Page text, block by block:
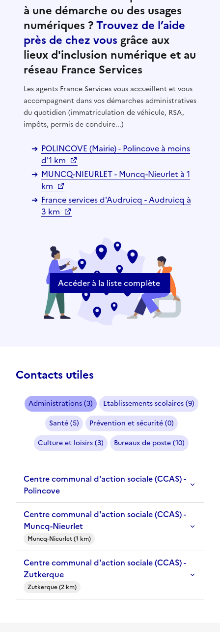
à une démarche ou des usages
numériques ?Trouvez de l’aide
près de chez vous grâce aux
lieux d'inclusion numérique et au
réseau France Services
Les agents France Services vous accueillent et vous
accompagnent dans vos démarches administratives
du quotidien (immatriculation de véhicule, RSA,
impôts, permis de conduire...)
POLINCOVE (Mairie) - Polincove à moins
d'1 km
MUNCQ-NIEURLET - Muncq-Nieurlet à 1
km
France services d'Audruicq - Audruicq à
3 km
Accéder à la liste complète
Contacts utiles
Administrations (3)
Etablissements scolaires (9)
Santé (5)
Prévention et sécurité (0)
Culture et loisirs (3)
Bureaux de poste (10)
Centre communal d'action sociale (CCAS) -
Polincove
Centre communal d'action sociale (CCAS) -
Muncq-Nieurlet
Muncq-Nieurlet (1 km)
Centre communal d'action sociale (CCAS) -
Zutkerque
Zutkerque (2 km)